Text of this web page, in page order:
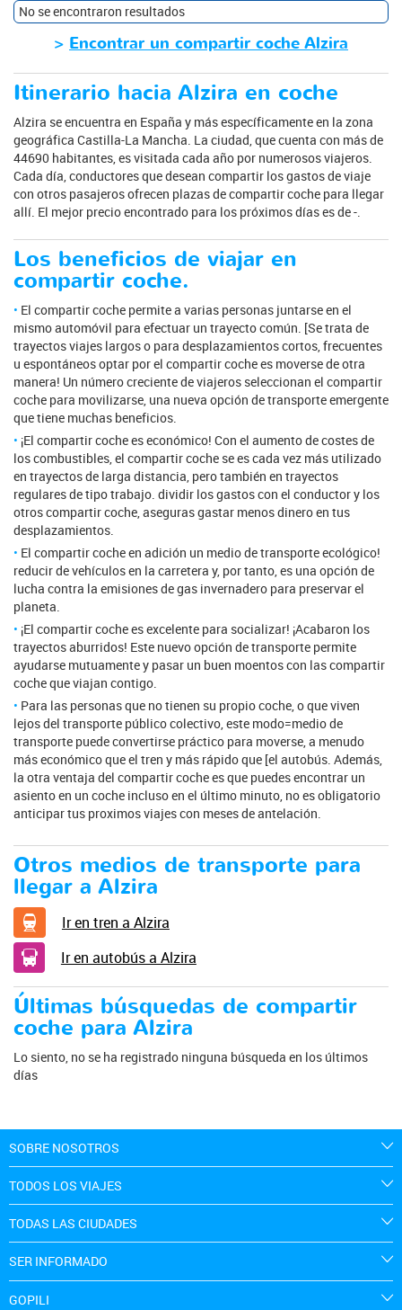
No se encontraron resultados
> Encontrar un compartir coche Alzira
Itinerario hacia Alzira en coche
Alzira se encuentra en España y más específicamente en la zona
geográfica Castilla-La Mancha. La ciudad, que cuenta con más de
44690 habitantes, es visitada cada año por numerosos viajeros.
Cada día, conductores que desean compartir los gastos de viaje
con otros pasajeros ofrecen plazas de compartir coche para llegar
allí. El mejor precio encontrado para los próximos días es de -.
Los beneficios de viajar en
compartir coche.
El compartir coche permite a varias personas juntarse en el
mismo automóvil para efectuar un trayecto común. [Se trata de
trayectos viajes largos o para desplazamientos cortos, frecuentes
u espontáneos optar por el compartir coche es moverse de otra
manera! Un número creciente de viajeros seleccionan el compartir
coche para movilizarse, una nueva opción de transporte emergente
que tiene muchas beneficios.
¡El compartir coche es económico! Con el aumento de costes de
los combustibles, el compartir coche se es cada vez más utilizado
en trayectos de larga distancia, pero también en trayectos
regulares de tipo trabajo. dividir los gastos con el conductor y los
otros compartir coche, aseguras gastar menos dinero en tus
desplazamientos.
El compartir coche en adición un medio de transporte ecológico!
reducir de vehículos en la carretera y, por tanto, es una opción de
lucha contra la emisiones de gas invernadero para preservar el
planeta.
¡El compartir coche es excelente para socializar! ¡Acabaron los
trayectos aburridos! Este nuevo opción de transporte permite
ayudarse mutuamente y pasar un buen moentos con las compartir
coche que viajan contigo.
Para las personas que no tienen su propio coche, o que viven
lejos del transporte público colectivo, este modo=medio de
transporte puede convertirse práctico para moverse, a menudo
más económico que el tren y más rápido que [el autobús. Además,
la otra ventaja del compartir coche es que puedes encontrar un
asiento en un coche incluso en el último minuto, no es obligatorio
anticipar tus proximos viajes con meses de antelación.
Otros medios de transporte para
llegar a Alzira
Ir en tren a Alzira
Ir en autobús a Alzira
Últimas búsquedas de compartir
coche para Alzira
Lo siento, no se ha registrado ninguna búsqueda en los últimos
días
SOBRE NOSOTROS
TODOS LOS VIAJES
TODAS LAS CIUDADES
SER INFORMADO
GOPILI